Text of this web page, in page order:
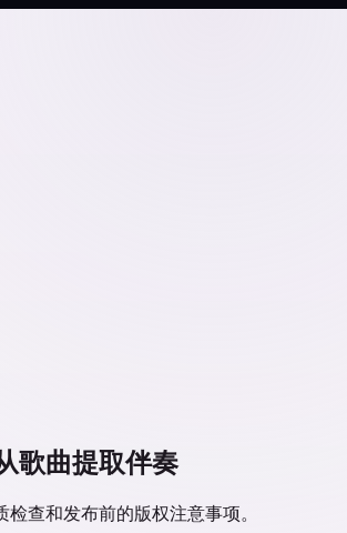
歌曲提取伴奏
查和发布前的版权注意事项。